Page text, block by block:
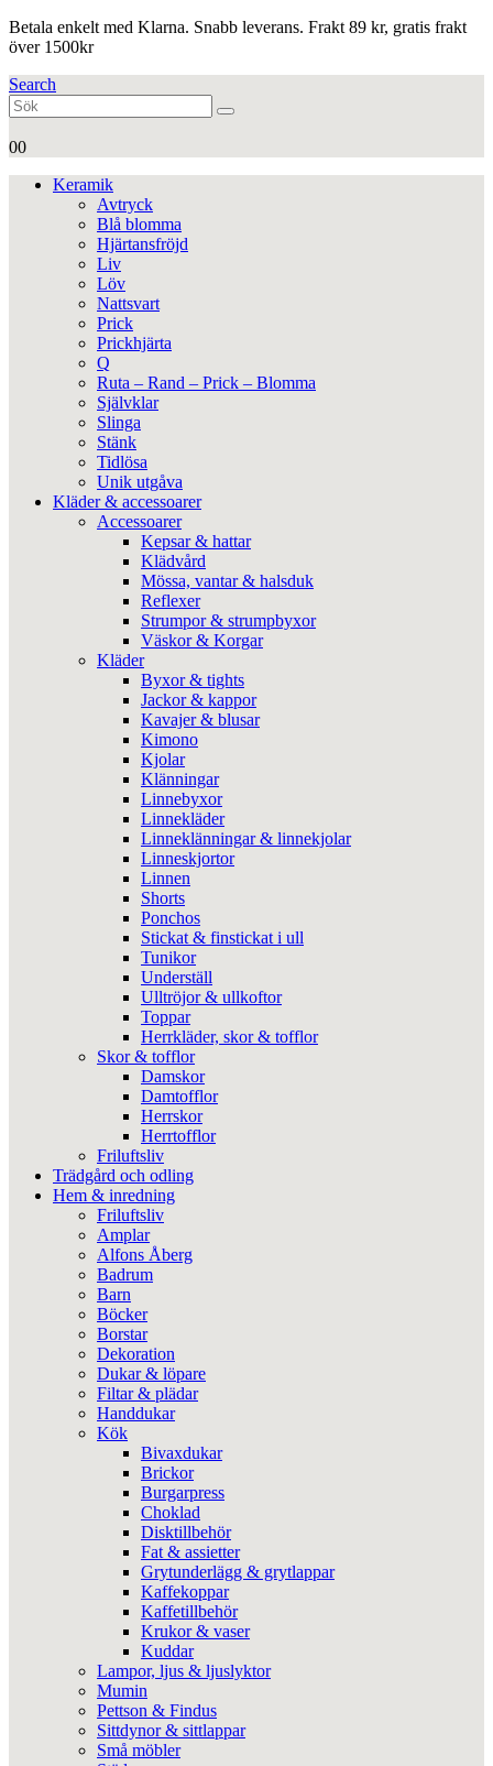
Betala enkelt med Klarna. Snabb leverans. Frakt 89 kr, gratis frakt
över 1500kr
Search
00
Keramik
Avtryck
Blå blomma
Hjärtansfröjd
Liv
Löv
Nattsvart
Prick
Prickhjärta
Q
Ruta – Rand – Prick – Blomma
Självklar
Slinga
Stänk
Tidlösa
Unik utgåva
Kläder & accessoarer
Accessoarer
Kepsar & hattar
Klädvård
Mössa, vantar & halsduk
Reflexer
Strumpor & strumpbyxor
Väskor & Korgar
Kläder
Byxor & tights
Jackor & kappor
Kavajer & blusar
Kimono
Kjolar
Klänningar
Linnebyxor
Linnekläder
Linneklänningar & linnekjolar
Linneskjortor
Linnen
Shorts
Ponchos
Stickat & finstickat i ull
Tunikor
Underställ
Ulltröjor & ullkoftor
Toppar
Herrkläder, skor & tofflor
Skor & tofflor
Damskor
Damtofflor
Herrskor
Herrtofflor
Friluftsliv
Trädgård och odling
Hem & inredning
Friluftsliv
Amplar
Alfons Åberg
Badrum
Barn
Böcker
Borstar
Dekoration
Dukar & löpare
Filtar & plädar
Handdukar
Kök
Bivaxdukar
Brickor
Burgarpress
Choklad
Disktillbehör
Fat & assietter
Grytunderlägg & grytlappar
Kaffekoppar
Kaffetillbehör
Krukor & vaser
Kuddar
Lampor, ljus & ljuslyktor
Mumin
Pettson & Findus
Sittdynor & sittlappar
Små möbler